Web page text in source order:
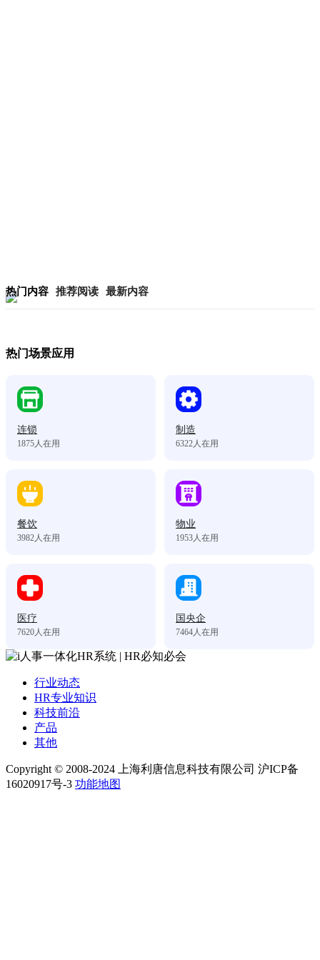
热门内容 推荐阅读 最新内容
热门场景应用
连锁
1875人在用
制造
6322人在用
餐饮
3982人在用
物业
1953人在用
医疗
7620人在用
国央企
7464人在用
行业动态
HR专业知识
科技前沿
产品
其他
Copyright © 2008-2024 上海利唐信息科技有限公司 沪ICP备
16020917号-3 功能地图